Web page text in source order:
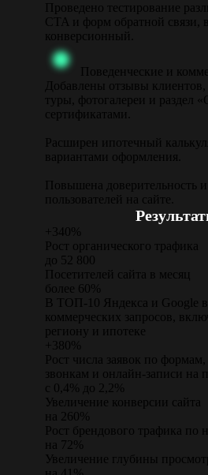
Проведено тестирование
CTA и форм обратной связи,
конверсионный.
Поведенческие и
Добавлены отзывы
туры, фотогалереи и раздел
сертификатами.
Расширен ипотечный
вариантами оформления.
Повышена доверительность и
пользователей на сайте.
+340%
Рост органического трафика
до 52 800
Посетителей сайта в месяц
более 60%
В ТОП-10 Яндекса и Google
коммерческих запросов,
региону и ипотеке
+380%
Рост числа заявок по
звонкам и онлайн-записи на
с 0,4% до 2,2%
Увеличение конверсии сайта
на 260%
Рост брендового трафика по
на 72%
Увеличение глубины